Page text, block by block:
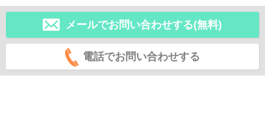
メールでお問い合わせする(無料)
電話でお問い合わせする